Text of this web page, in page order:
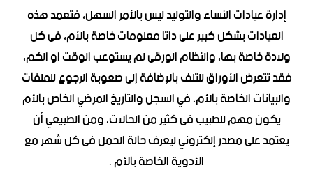
إدارة عيادات النساء والتوليد ليس بالأمر السهل، فتعمد هذه
العيادات بشكل كبير على داتا معلومات خاصة بالأم، فى كل
ولادة خاصة بها، والنظام الورقى لم يستوعب الوقت او الكم،
فقد تتعرض الأوراق للتلف بالإضافة إلى صعوبة الرجوع للملفات
والبيانات الخاصة بالأم، في السجل والتاريخ المرضي الخاص بالأم
يكون مهم للطبيب فى كثير من الحالات، ومن الطبيعي أن
يعتمد على مصدر إلكتروني ليعرف حالة الحمل فى كل شهر مع
الأدوية الخاصة بالأم .